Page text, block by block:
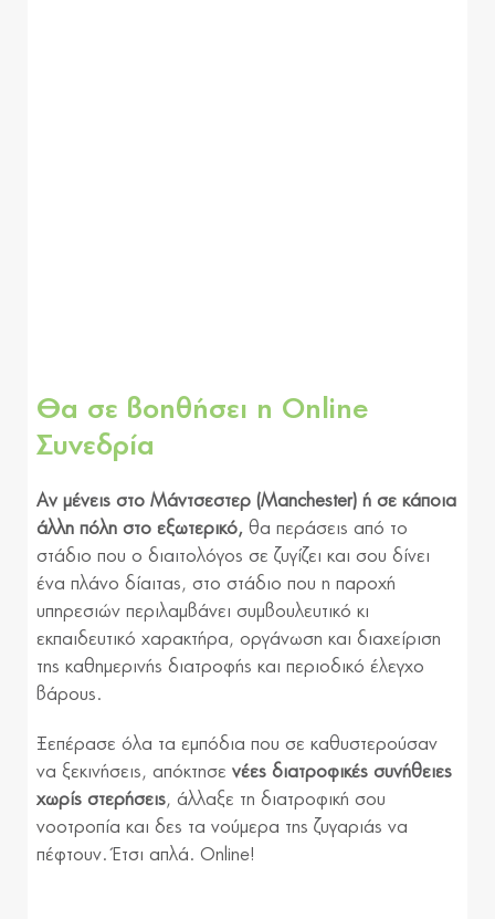
Θα σε βοηθήσει η Online
Συνεδρία
Αν μένεις στο Μάντσεστερ (Manchester) ή σε κάποια
άλλη πόλη στο εξωτερικό,θα περάσεις από το
στάδιο που ο διαιτολόγος σε ζυγίζει και σου δίνει
ένα πλάνο δίαιτας, στο στάδιο που η παροχή
υπηρεσιών περιλαμβάνει συμβουλευτικό κι
εκπαιδευτικό χαρακτήρα, οργάνωση και διαχείριση
της καθημερινής διατροφής και περιοδικό έλεγχο
βάρους.
Ξεπέρασε όλα τα εμπόδια που σε καθυστερούσαν
να ξεκινήσεις, απόκτησε νέες διατροφικές συνήθειες
χωρίς στερήσεις, άλλαξε τη διατροφική σου
νοοτροπία και δες τα νούμερα της ζυγαριάς να
πέφτουν. Έτσι απλά. Online!